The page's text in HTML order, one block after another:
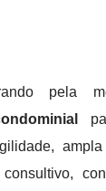
pela
consultivo,